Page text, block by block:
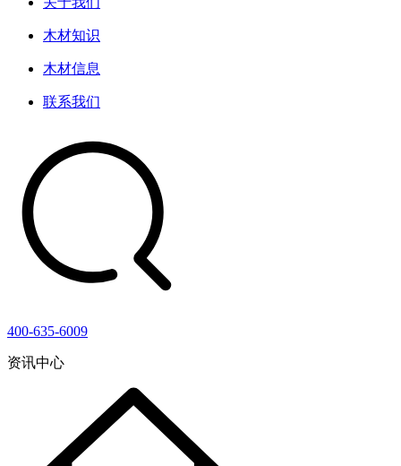
木材知识
木材信息
联系我们
400-635-6009
资讯中心